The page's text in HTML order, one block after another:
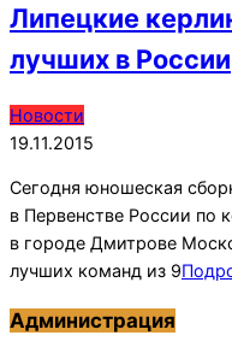
Липецкие
лучших в России
2015-
11-
Новости
19.11.2015
Сегодня юношеская
в Первенстве России по
в городе Дмитрове
лучших команд из 9
Администрация